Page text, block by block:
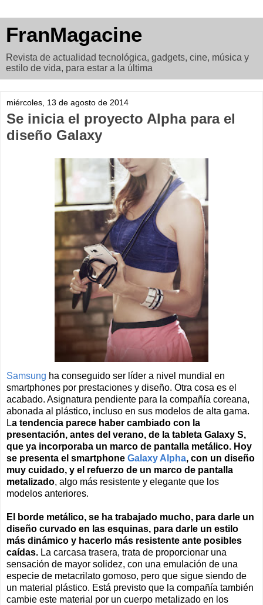
FranMagacine
Revista de actualidad tecnológica, gadgets, cine, música y
estilo de vida, para estar a la última
miércoles, 13 de agosto de 2014
Se inicia el proyecto Alpha para el
diseño Galaxy
Samsung ha conseguido ser líder a nivel mundial en
smartphones por prestaciones y diseño. Otra cosa es el
acabado. Asignatura pendiente para la compañía coreana,
abonada al plástico, incluso en sus modelos de alta gama.
La tendencia parece haber cambiado con la
presentación, antes del verano, de la tableta Galaxy S,
que ya incorporaba un marco de pantalla metálico. Hoy
se presenta el smartphone Galaxy Alpha, con un diseño
muy cuidado, y el refuerzo de un marco de pantalla
metalizado, algo más resistente y elegante que los
modelos anteriores.
El borde metálico, se ha trabajado mucho, para darle un
diseño curvado en las esquinas, para darle un estilo
más dinámico y hacerlo más resistente ante posibles
caídas. La carcasa trasera, trata de proporcionar una
sensación de mayor solidez, con una emulación de una
especie de metacrilato gomoso, pero que sigue siendo de
un material plástico. Está previsto que la compañía también
cambie este material por un cuerpo metalizado en los